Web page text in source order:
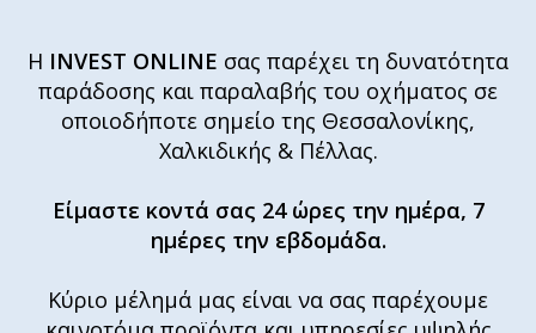
Η INVEST ONLINE σας παρέχει τη δυνατότητα
παράδοσης και παραλαβής του οχήματος σε
οποιοδήποτε σημείο της Θεσσαλονίκης,
Χαλκιδικής & Πέλλας.
Είμαστε κοντά σας 24 ώρες την ημέρα, 7
ημέρες την εβδομάδα.
Κύριο μέλημά μας είναι να σας παρέχουμε